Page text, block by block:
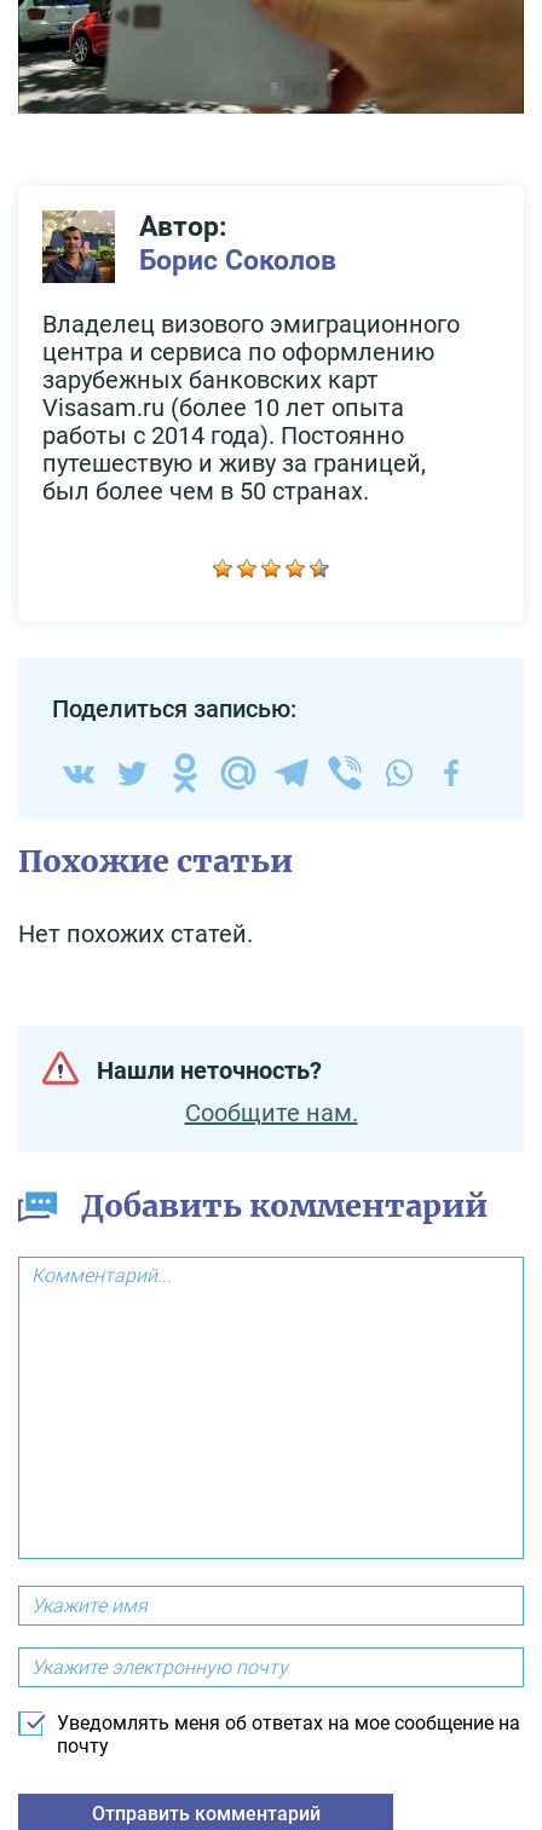
Автор:
Борис Соколов
Владелец визового эмиграционного
центра и сервиса по оформлению
зарубежных банковских карт
Visasam.ru (более 10 лет опыта
работы с 2014 года). Постоянно
путешествую и живу за границей,
был более чем в 50 странах.
Поделиться записью:
Похожие статьи
Нет похожих статей.
Нашли неточность?
Сообщите нам.
Добавить комментарий
Уведомлять меня об ответах на мое сообщение на
почту